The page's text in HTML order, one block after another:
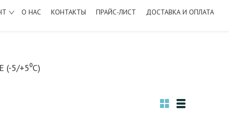
О НАС КОНТАКТЫ ПРАЙС-ЛИСТ ДОСТАВКА И ОПЛАТА
5/+5⁰С)